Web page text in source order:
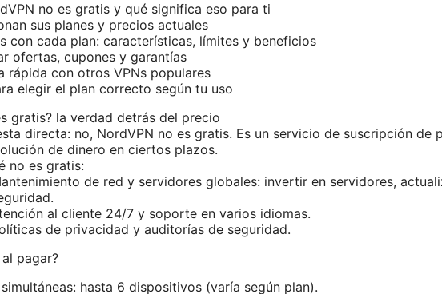
no es gratis y qué significa eso para ti
sus planes y precios actuales
con cada plan: características, límites y beneficios
ofertas, cupones y garantías
rápida con otros VPNs populares
elegir el plan correcto según tu uso
gratis? la verdad detrás del precio
directa: no, NordVPN no es gratis. Es un servicio de suscripción de
de dinero en ciertos plazos.
no es gratis:
de red y servidores globales: invertir en servidores,
al cliente 24/7 y soporte en varios idiomas.
de privacidad y auditorías de seguridad.
pagar?
hasta 6 dispositivos (varía según plan).